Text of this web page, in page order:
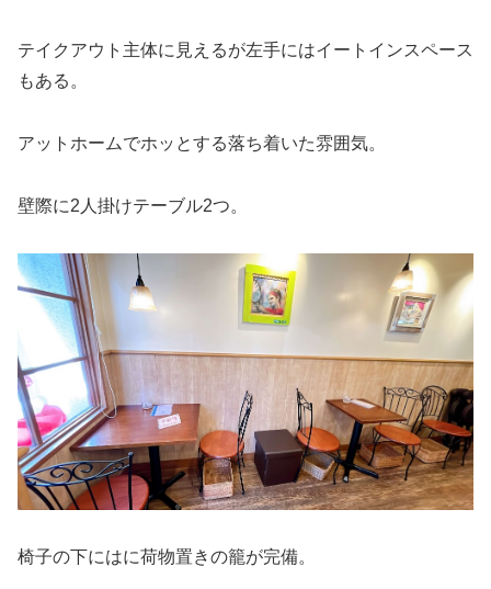
テイクアウト主体に見えるが左手にはイートインスペース
もある。
アットホームでホッとする落ち着いた雰囲気。
壁際に2人掛けテーブル2つ。
椅子の下にはに荷物置きの籠が完備。